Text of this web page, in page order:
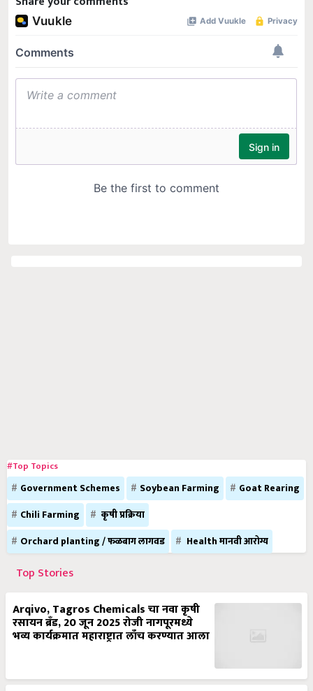
#Top Topics
Government Schemes Soybean Farming
Goat Rearing
Chili Farming
कृषी प्रक्रिया
Orchard planting / फळबाग लागवड
Health मानवी आरोग्य
Top Stories
Arqivo, Tagros Chemicals चा नवा कृषी
रसायन ब्रँड, 20 जून 2025 रोजी नागपूरमध्ये
भव्य कार्यक्रमात महाराष्ट्रात लाँच करण्यात आला